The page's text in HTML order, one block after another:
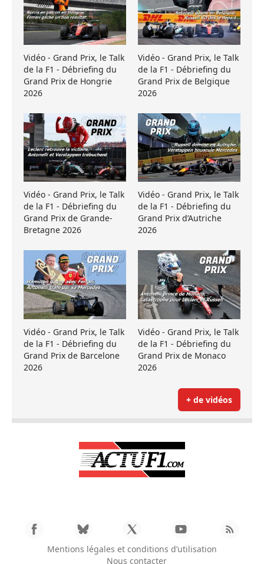
Vidéo - Grand Prix, le Talk
de la F1 - Débriefing du
Grand Prix de Hongrie
2026
Vidéo - Grand Prix, le Talk
de la F1 - Débriefing du
Grand Prix de Belgique
2026
Vidéo - Grand Prix, le Talk
de la F1 - Débriefing du
Grand Prix de Grande-
Bretagne 2026
Vidéo - Grand Prix, le Talk
de la F1 - Débriefing du
Grand Prix d’Autriche
2026
Vidéo - Grand Prix, le Talk
de la F1 - Débriefing du
Grand Prix de Barcelone
2026
Vidéo - Grand Prix, le Talk
de la F1 - Débriefing du
Grand Prix de Monaco
2026
+ de vidéos
Mentions légales et conditions d’utilisation
Nous contacter